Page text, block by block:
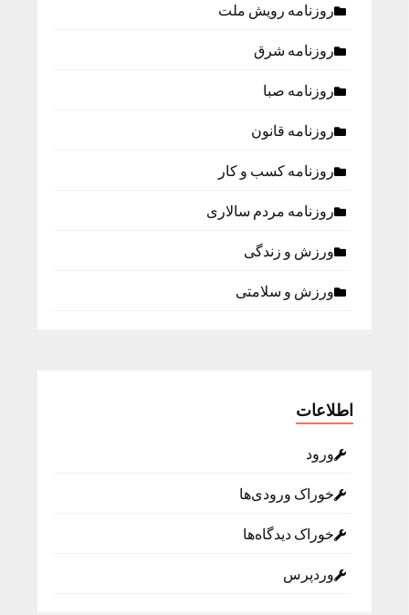
روزنامه رویش ملت
روزنامه شرق
روزنامه صبا
روزنامه قانون
روزنامه كسب و كار
روزنامه مردم سالاری
ورزش و زندگی
ورزش و سلامتی
اطلاعات
ورود
خوراک ورودی‌ها
خوراک دیدگاه‌ها
وردپرس